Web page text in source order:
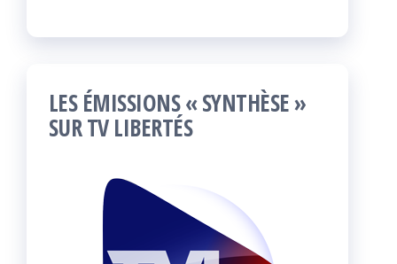
LES ÉMISSIONS « SYNTHÈSE »
SUR TV LIBERTÉS